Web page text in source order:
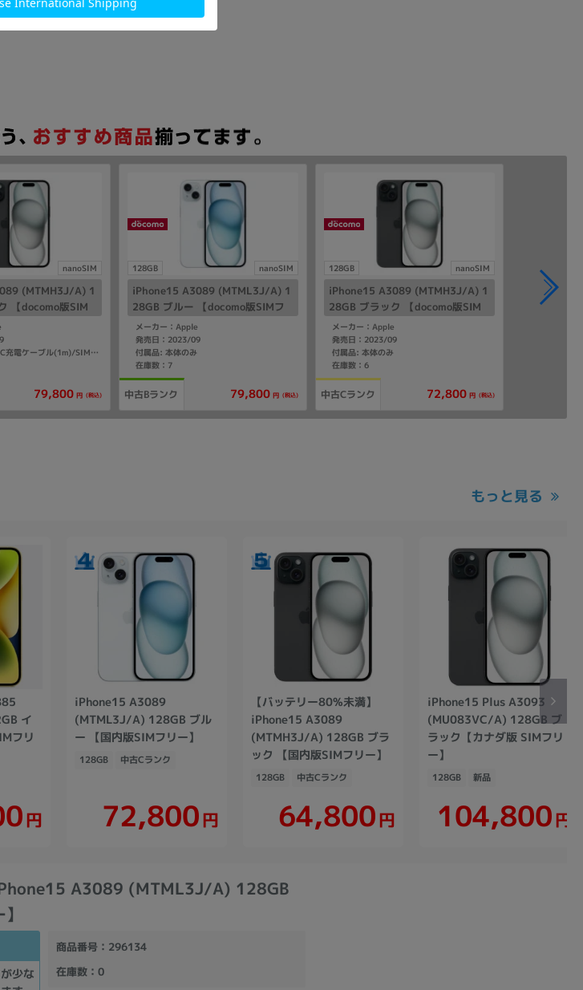
nanoSIM
(MTMH3J/A) 1
【docomo版SIM
付属品: 箱/USB-C充電ケーブル(1m)/SIMカードツール/マニュアル
79,800 円 (税込)
128GB nanoSIM
iPhone15 A3089 (MTML3J/A) 1
28GB ブルー 【docomo版SIMフ
リー】
メーカー：Apple
発売日：2023/09
付属品: 本体のみ
在庫数：7
中古Bランク 79,800 円 (税込)
128GB nanoSIM
iPhone15 A3089 (MTMH3J/A) 1
28GB ブラック 【docomo版SIM
フリー】
メーカー：Apple
発売日：2023/09
付属品: 本体のみ
在庫数：6
中古Cランク 72,800 円 (税込)
もっと見る
イ
フリ
円
iPhone15 A3089
(MTML3J/A) 128GB ブル
ー 【国内版SIMフリー】
128GB 中古Cランク
72,800円
【バッテリー80%未満】
iPhone15 A3089
(MTMH3J/A) 128GB ブラ
ック 【国内版SIMフリー】
128GB 中古Cランク
64,800円
iPhone15 Plus A3093
(MU083VC/A) 128GB ブ
ラック【カナダ版 SIMフリ
ー】
128GB 新品
104,800円
A3089 (MTML3J/A) 128GB
少な
商品番号：296134
在庫数：0